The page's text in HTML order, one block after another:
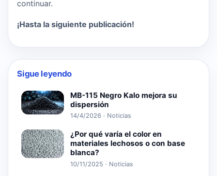
continuar.
¡Hasta la siguiente publicación!
Sigue leyendo
MB-115 Negro Kalo mejora su
dispersión
14/4/2026 · Noticias
¿Por qué varía el color en
materiales lechosos o con base
blanca?
10/11/2025 · Noticias